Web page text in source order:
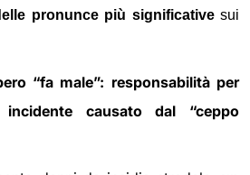
pronunce più significativesui
“fa male”: responsabilità per
causato dal “ceppo